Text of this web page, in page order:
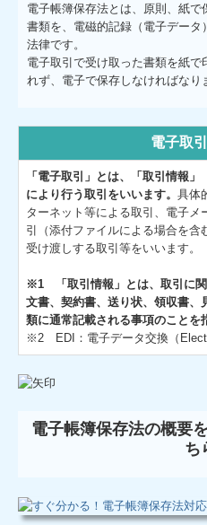
電子帳簿保存法とは、原則、紙
書類を、電磁的記録（電子デー
法律です。
電子取引で受け取った書類を紙で
れず、電子で保存しなければなり
電子取
「電子取引」とは、「取引情報
により行う取引をいいます。 具体
ターネット等による取引、電子メ
引（添付ファイルによる場合を含
受け渡しする取引等をいいます。
※1 「取引情報」とは、取引に
文書、契約書、送り状、領収書、
類に通常記載される事項のことを
※2 EDI：電子データ交換（
電子帳簿保存法の概要
ち